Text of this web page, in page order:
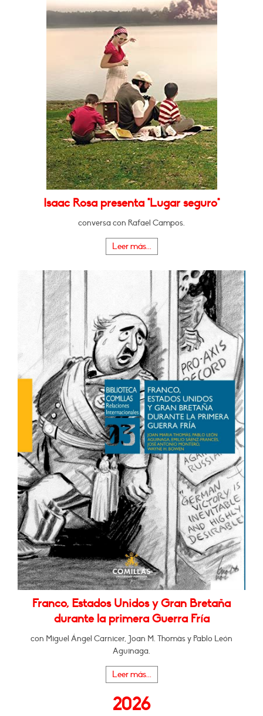
Isaac Rosa presenta "Lugar seguro"
conversa con Rafael Campos.
Leer más...
Franco, Estados Unidos y Gran Bretaña
durante la primera Guerra Fría
con Miguel Ángel Carnicer, Joan M. Thomàs y Pablo León
Aguinaga.
Leer más...
2026